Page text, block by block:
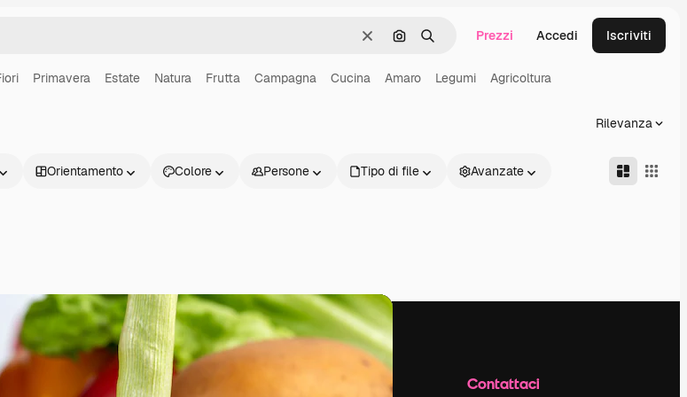
CancellaCerca per immagine
Ricerca Prezzi Accedi Iscriviti
Primavera Estate Natura Frutta Campagna Cucina Amaro Legumi Agricoltura
Rilevanza
Orientamento Colore Persone Tipo di file Avanzate
Prodotti Azienda Contattaci